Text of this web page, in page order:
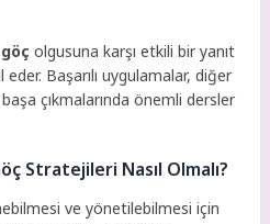
olgusuna karşı etkili bir yanıt
Başarılı uygulamalar, diğer
çıkmalarında önemli dersler
Stratejileri Nasıl Olmalı?
ve yönetilebilmesi için